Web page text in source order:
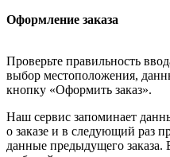
Оформление заказа
Проверьте правильность
выбор местоположения,
кнопку «Оформить заказ».
Наш сервис запоминает
о заказе и в следующий раз
данные предыдущего заказа.